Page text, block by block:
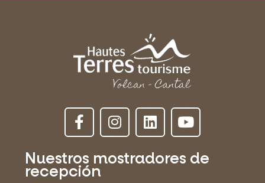
Nuestros mostradores de
recepción